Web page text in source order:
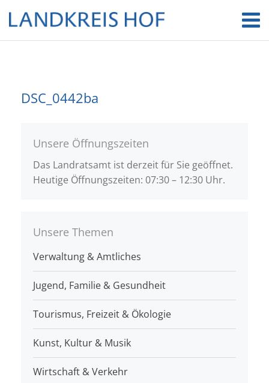
DSC_0442ba
Unsere Öffnungszeiten
Das Landratsamt ist derzeit für Sie geöffnet.
Heutige Öffnungszeiten: 07:30 – 12:30 Uhr.
Unsere Themen
Verwaltung & Amtliches
Jugend, Familie & Gesundheit
Tourismus, Freizeit & Ökologie
Kunst, Kultur & Musik
Wirtschaft & Verkehr